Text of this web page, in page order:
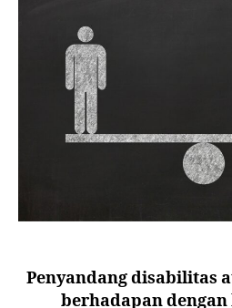
Penyandang disabilitas
berhadapan